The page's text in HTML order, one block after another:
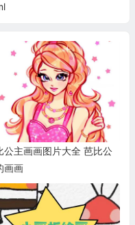
公主画画图片大全 芭比公
画画